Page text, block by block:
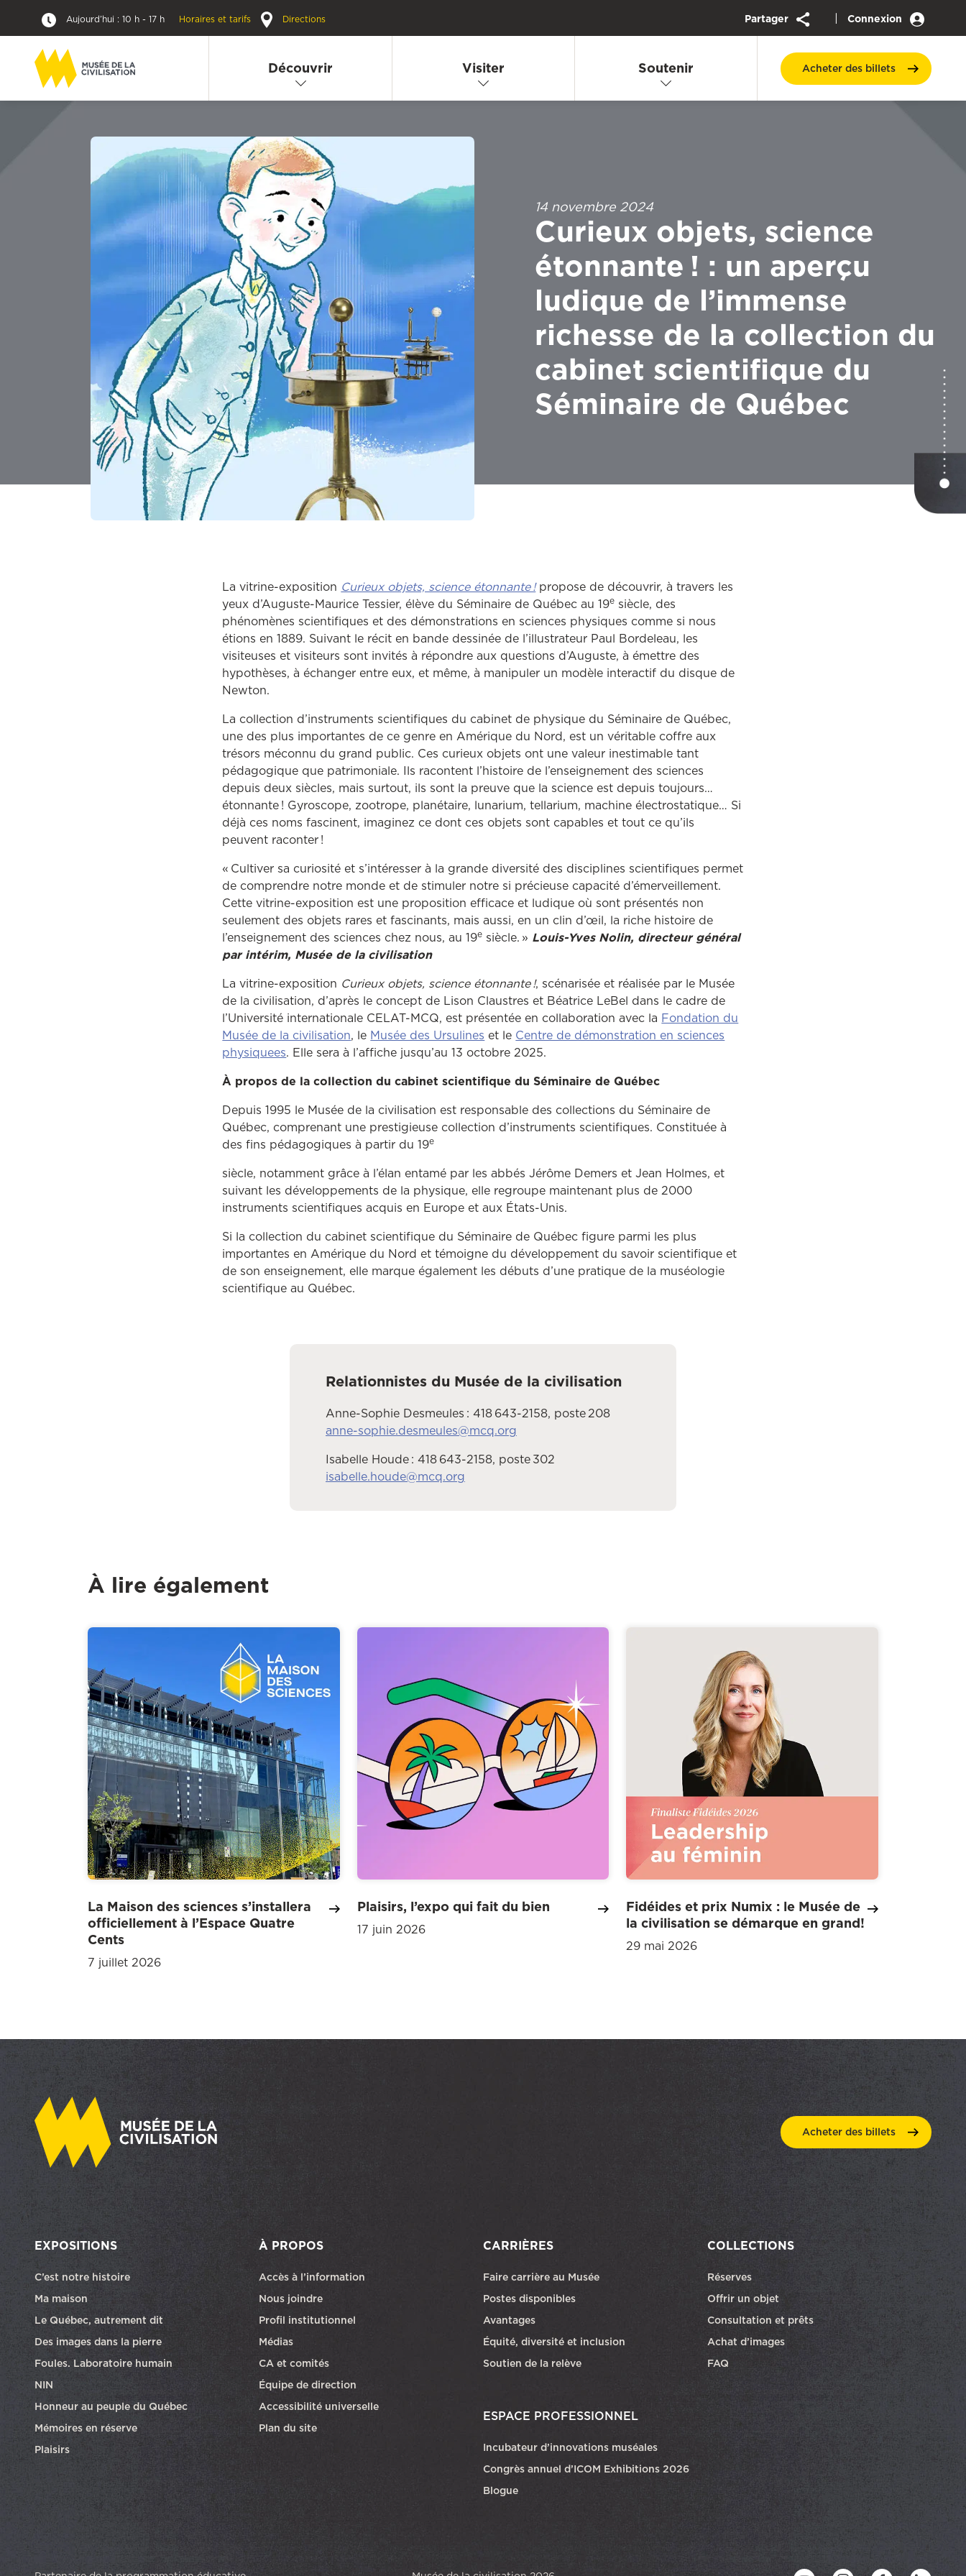
Aujourd’hui : 10 h - 17 h Horaires et tarifs Directions Partager | Connexion
Découvrir Visiter Soutenir Acheter desbillets
14 novembre 2024
Curieux objets, science
étonnante ! : un aperçu
ludique de l’immense
richesse de la collection du
cabinet scientifique du
Séminaire de Québec
La vitrine-exposition Curieux objets, science étonnante !propose de découvrir, à travers les
yeux d’Auguste-Maurice Tessier, élève du Séminaire de Québec au 19e siècle, des
phénomènes scientifiques et des démonstrations en sciences physiques comme si nous
étions en 1889. Suivant le récit en bande dessinée de l’illustrateur Paul Bordeleau, les
visiteuses et visiteurs sont invités à répondre aux questions d’Auguste, à émettre des
hypothèses, à échanger entre eux, et même, à manipuler un modèle interactif du disque de
Newton.
La collection d’instruments scientifiques du cabinet de physique du Séminaire de Québec,
une des plus importantes de ce genre en Amérique du Nord, est un véritable coffre aux
trésors méconnu du grand public. Ces curieux objets ont une valeur inestimable tant
pédagogique que patrimoniale. Ils racontent l’histoire de l’enseignement des sciences
depuis deux siècles, mais surtout, ils sont la preuve que la science est depuis toujours…
étonnante ! Gyroscope, zootrope, planétaire, lunarium, tellarium, machine électrostatique… Si
déjà ces noms fascinent, imaginez ce dont ces objets sont capables et tout ce qu’ils
peuvent raconter !
« Cultiver sa curiosité et s’intéresser à la grande diversité des disciplines scientifiques permet
de comprendre notre monde et de stimuler notre si précieuse capacité d’émerveillement.
Cette vitrine-exposition est une proposition efficace et ludique où sont présentés non
seulement des objets rares et fascinants, mais aussi, en un clin d’œil, la riche histoire de
l’enseignement des sciences chez nous, au 19e siècle. » Louis-Yves Nolin, directeur général
par intérim, Musée de la civilisation
La vitrine-exposition Curieux objets, science étonnante !, scénarisée et réalisée par le Musée
de la civilisation, d’après le concept de Lison Claustres et Béatrice LeBel dans le cadre de
l’Université internationale CELAT-MCQ, est présentée en collaboration avec la Fondation du
Musée de la civilisation, le Musée des Ursulines et le Centre de démonstration en sciences
physiquees. Elle sera à l’affiche jusqu’au 13 octobre 2025.
À propos de la collection du cabinet scientifique du Séminaire de Québec
Depuis 1995 le Musée de la civilisation est responsable des collections du Séminaire de
Québec, comprenant une prestigieuse collection d’instruments scientifiques. Constituée à
des fins pédagogiques à partir du 19e
siècle, notamment grâce à l’élan entamé par les abbés Jérôme Demers et Jean Holmes, et
suivant les développements de la physique, elle regroupe maintenant plus de 2000
instruments scientifiques acquis en Europe et aux États-Unis.
Si la collection du cabinet scientifique du Séminaire de Québec figure parmi les plus
importantes en Amérique du Nord et témoigne du développement du savoir scientifique et
de son enseignement, elle marque également les débuts d’une pratique de la muséologie
scientifique au Québec.
Relationnistes du Musée de la civilisation
Anne-Sophie Desmeules : 418 643-2158, poste 208
anne-sophie.desmeules@mcq.org
Isabelle Houde : 418 643-2158, poste 302
isabelle.houde@mcq.org
À lire également
La Maison des sciences s’installera
officiellement à l’Espace Quatre
Cents
7 juillet 2026
Plaisirs, l’expo qui fait du bien
17 juin 2026
Fidéides et prix Numix : le Musée de
la civilisation se démarque en grand!
29 mai 2026
Acheter des billets
EXPOSITIONS
C’est notre histoire
Ma maison
Le Québec, autrement dit
Des images dans la pierre
Foules. Laboratoire humain
NIN
Honneur au peuple du Québec
Mémoires en réserve
Plaisirs
À PROPOS
Accès à l’information
Nous joindre
Profil institutionnel
Médias
CA et comités
Équipe de direction
Accessibilité universelle
Plan du site
CARRIÈRES
Faire carrière au Musée
Postes disponiblesCe lien ouvrira dans une autre fenêtre
Avantages
Équité, diversité et inclusion
Soutien de la relève
ESPACE PROFESSIONNEL
Incubateur d’innovations muséales
Congrès annuel d’ICOM Exhibitions 2026
Blogue
COLLECTIONS
Réserves
Offrir un objet
Consultation et prêts
Achat d’images
FAQ